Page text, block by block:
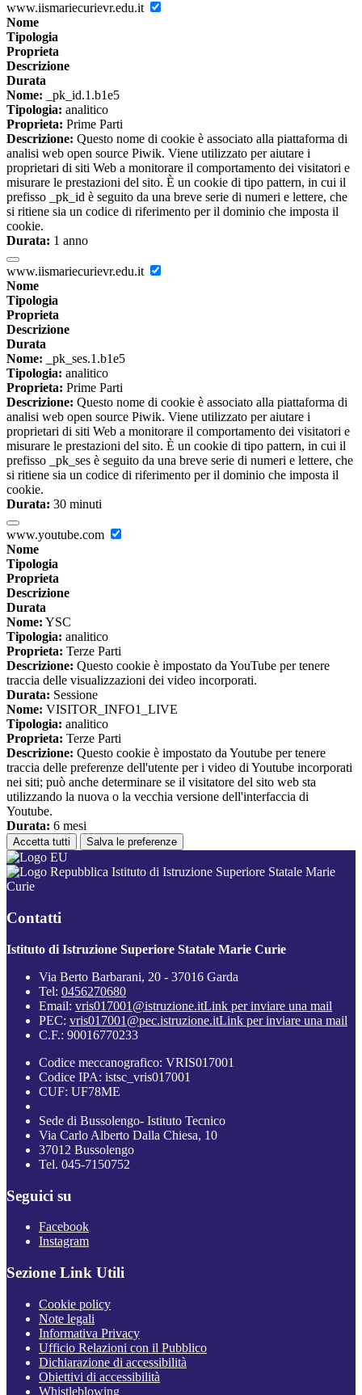
www.iismariecurievr.edu.it
Nome
Tipologia
Proprieta
Descrizione
Durata
Nome: _pk_id.1.b1e5
Tipologia: analitico
Proprieta: Prime Parti
Descrizione: Questo nome di cookie è associato alla piattaforma di
analisi web open source Piwik. Viene utilizzato per aiutare i
proprietari di siti Web a monitorare il comportamento dei visitatori e
misurare le prestazioni del sito. È un cookie di tipo pattern, in cui il
prefisso _pk_id è seguito da una breve serie di numeri e lettere, che
si ritiene sia un codice di riferimento per il dominio che imposta il
cookie.
Durata: 1 anno
www.iismariecurievr.edu.it
Nome
Tipologia
Proprieta
Descrizione
Durata
Nome: _pk_ses.1.b1e5
Tipologia: analitico
Proprieta: Prime Parti
Descrizione: Questo nome di cookie è associato alla piattaforma di
analisi web open source Piwik. Viene utilizzato per aiutare i
proprietari di siti Web a monitorare il comportamento dei visitatori e
misurare le prestazioni del sito. È un cookie di tipo pattern, in cui il
prefisso _pk_ses è seguito da una breve serie di numeri e lettere, che
si ritiene sia un codice di riferimento per il dominio che imposta il
cookie.
Durata: 30 minuti
www.youtube.com
Nome
Tipologia
Proprieta
Descrizione
Durata
Nome: YSC
Tipologia: analitico
Proprieta: Terze Parti
Descrizione: Questo cookie è impostato da YouTube per tenere
traccia delle visualizzazioni dei video incorporati.
Durata: Sessione
Nome: VISITOR_INFO1_LIVE
Tipologia: analitico
Proprieta: Terze Parti
Descrizione: Questo cookie è impostato da Youtube per tenere
traccia delle preferenze dell'utente per i video di Youtube incorporati
nei siti; può anche determinare se il visitatore del sito web sta
utilizzando la nuova o la vecchia versione dell'interfaccia di
Youtube.
Durata: 6 mesi
Accetta tutti Salva le preferenze
Istituto di Istruzione Superiore Statale Marie
Curie
Contatti
Istituto di Istruzione Superiore Statale Marie Curie
Via Berto Barbarani, 20 - 37016 Garda
Tel: 0456270680
Email: vris017001@istruzione.itLink per inviare una mail
PEC: vris017001@pec.istruzione.itLink per inviare una mail
C.F.: 90016770233
Codice meccanografico: VRIS017001
Codice IPA: istsc_vris017001
CUF: UF78ME
Sede di Bussolengo- Istituto Tecnico
Via Carlo Alberto Dalla Chiesa, 10
37012 Bussolengo
Tel. 045-7150752
Seguici su
Facebook
Instagram
Sezione Link Utili
Cookie policy
Note legali
Informativa Privacy
Ufficio Relazioni con il Pubblico
Dichiarazione di accessibilità
Obiettivi di accessibilità
Whistleblowing